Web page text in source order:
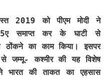
2019 को पीएम मोदी ने
समाप्त कर के घाटी से
का काम किया। इसपर
जम्मू- कश्मीर की यह विशेष
भारत की ताकत का एहसास